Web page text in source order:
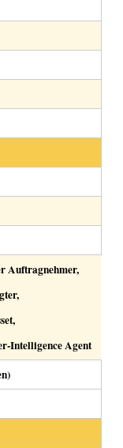
Auftragnehmer,
Intelligence Agent